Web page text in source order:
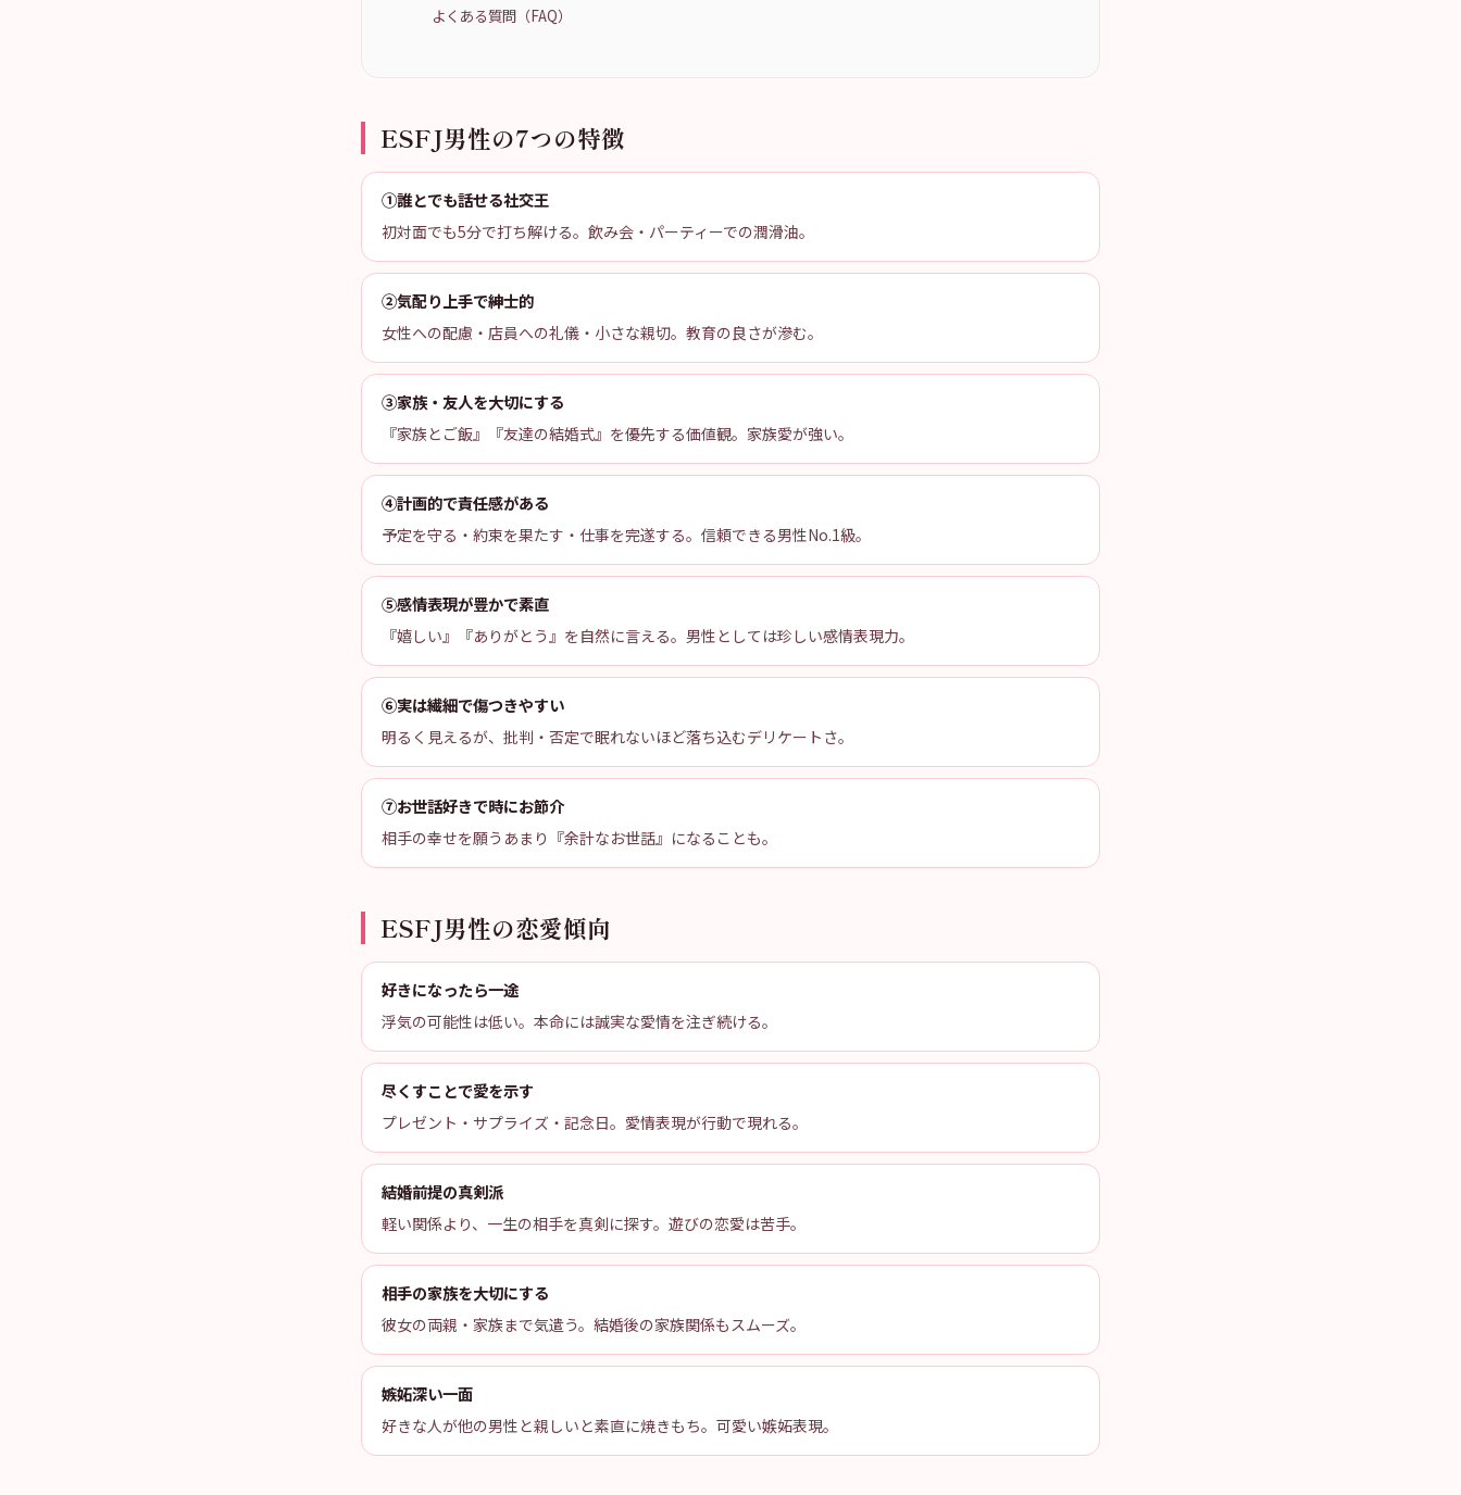
よくある質問（FAQ）
ESFJ男性の7つの特徴
①誰とでも話せる社交王
初対面でも5分で打ち解ける。飲み会・パーティーでの潤滑油。
②気配り上手で紳士的
女性への配慮・店員への礼儀・小さな親切。教育の良さが滲む。
③家族・友人を大切にする
『家族とご飯』『友達の結婚式』を優先する価値観。家族愛が強い。
④計画的で責任感がある
予定を守る・約束を果たす・仕事を完遂する。信頼できる男性No.1級。
⑤感情表現が豊かで素直
『嬉しい』『ありがとう』を自然に言える。男性としては珍しい感情表現力。
⑥実は繊細で傷つきやすい
明るく見えるが、批判・否定で眠れないほど落ち込むデリケートさ。
⑦お世話好きで時にお節介
相手の幸せを願うあまり『余計なお世話』になることも。
ESFJ男性の恋愛傾向
好きになったら一途
浮気の可能性は低い。本命には誠実な愛情を注ぎ続ける。
尽くすことで愛を示す
プレゼント・サプライズ・記念日。愛情表現が行動で現れる。
結婚前提の真剣派
軽い関係より、一生の相手を真剣に探す。遊びの恋愛は苦手。
相手の家族を大切にする
彼女の両親・家族まで気遣う。結婚後の家族関係もスムーズ。
嫉妬深い一面
好きな人が他の男性と親しいと素直に焼きもち。可愛い嫉妬表現。